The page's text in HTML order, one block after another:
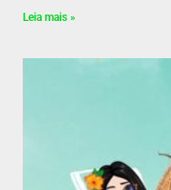
Leia mais »